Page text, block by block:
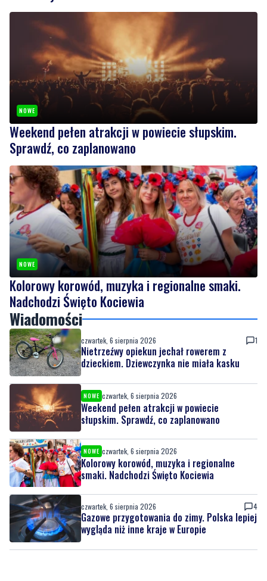
NOWE
Weekend pełen atrakcji w powiecie słupskim.
Sprawdź, co zaplanowano
NOWE
Kolorowy korowód, muzyka i regionalne smaki.
Nadchodzi Święto Kociewia
Wiadomości
czwartek, 6 sierpnia 2026 1
Nietrzeźwy opiekun jechał rowerem z
dzieckiem. Dziewczynka nie miała kasku
NOWE czwartek, 6 sierpnia 2026
Weekend pełen atrakcji w powiecie
słupskim. Sprawdź, co zaplanowano
NOWE czwartek, 6 sierpnia 2026
Kolorowy korowód, muzyka i regionalne
smaki. Nadchodzi Święto Kociewia
czwartek, 6 sierpnia 2026 4
Gazowe przygotowania do zimy. Polska lepiej
wygląda niż inne kraje w Europie